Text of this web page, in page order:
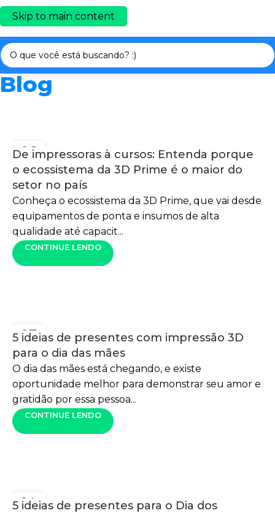
Skip to main content
Blog
06
De impressoras à cursos: Entenda porque
o ecossistema da 3D Prime é o maior do
setor no país
Conheça o ecossistema da 3D Prime, que vai desde
equipamentos de ponta e insumos de alta
qualidade até capacit...
CONTINUE LENDO
07
5 ideias de presentes com impressão 3D
para o dia das mães
O dia das mães está chegando, e existe
oportunidade melhor para demonstrar seu amor e
gratidão por essa pessoa...
CONTINUE LENDO
14
5 ideias de presentes para o Dia dos